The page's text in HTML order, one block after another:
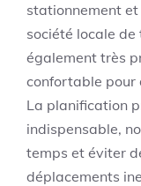
stationnement
société locale
également très
confortable pour
La planification
indispensable,
temps et éviter
déplacements